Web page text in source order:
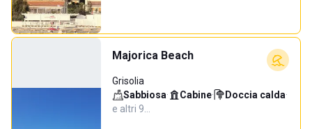
Majorica Beach
Grisolia
Sabbiosa· Cabine· Doccia calda·
e altri 9…